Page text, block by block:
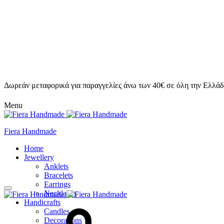
Δωρεάν μεταφορικά για παραγγελίες άνω των 40€ σε όλη την
Menu
Fiera Handmade
Home
Jewellery
Anklets
Bracelets
Earrings
Necklaces
Handicrafts
Candles
Decorations